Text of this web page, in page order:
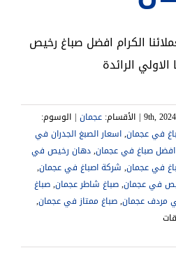
الكرام افضل صباغ رخيص
الرائدة
| الأقسام: عجمان | الوسوم:
في عجمان,اسعار الصبغ الجدران في
افضل صباغ في عجمان,دهان رخيص في
في عجمان, شركة اصباغ في عجمان,
في عجمان,صباغ شاطر عجمان,صباغ
مردف عجمان,صباغ ممتاز في عجمان,
على
في